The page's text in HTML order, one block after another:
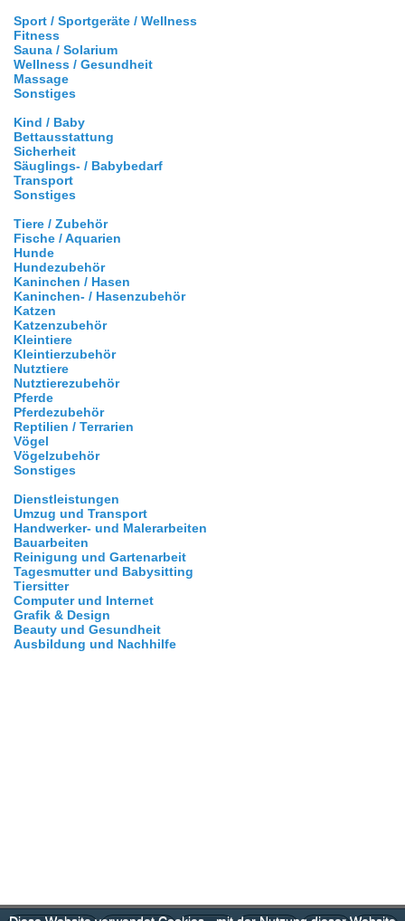
Sport / Sportgeräte / Wellness
Fitness
Sauna / Solarium
Wellness / Gesundheit
Massage
Sonstiges
Kind / Baby
Bettausstattung
Sicherheit
Säuglings- / Babybedarf
Transport
Sonstiges
Tiere / Zubehör
Fische / Aquarien
Hunde
Hundezubehör
Kaninchen / Hasen
Kaninchen- / Hasenzubehör
Katzen
Katzenzubehör
Kleintiere
Kleintierzubehör
Nutztiere
Nutztierezubehör
Pferde
Pferdezubehör
Reptilien / Terrarien
Vögel
Vögelzubehör
Sonstiges
Dienstleistungen
Umzug und Transport
Handwerker- und Malerarbeiten
Bauarbeiten
Reinigung und Gartenarbeit
Tagesmutter und Babysitting
Tiersitter
Computer und Internet
Grafik & Design
Beauty und Gesundheit
Ausbildung und Nachhilfe